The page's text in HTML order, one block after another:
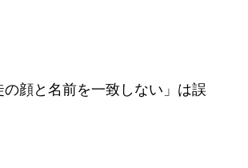
顔と名前を一致しない」は誤